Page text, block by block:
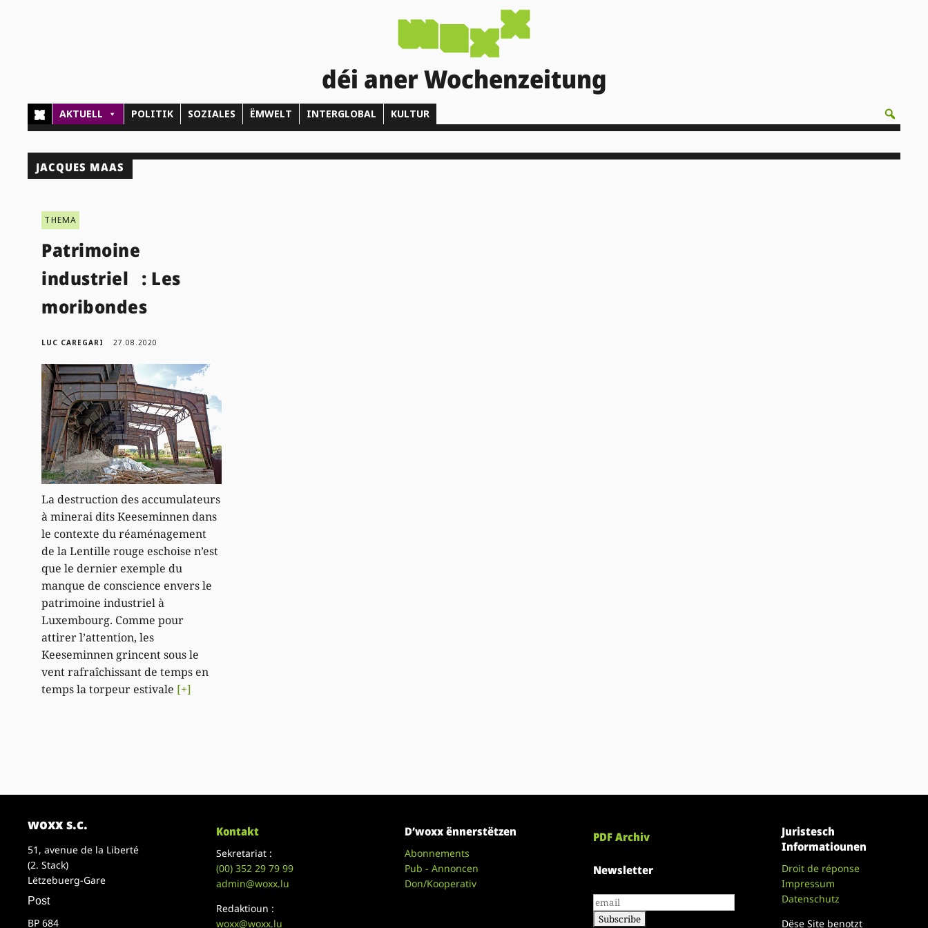
déi aner Wochenzeitung
AKTUELL POLITIK SOZIALES ËMWELT INTERGLOBAL KULTUR
JACQUES MAAS
THEMA
Patrimoine
industriel : Les
moribondes
LUC CAREGARI 27.08.2020
La destruction des accumulateurs
à minerai dits Keeseminnen dans
le contexte du réaménagement
de la Lentille rouge eschoise n’est
que le dernier exemple du
manque de conscience envers le
patrimoine industriel à
Luxembourg. Comme pour
attirer l’attention, les
Keeseminnen grincent sous le
vent rafraîchissant de temps en
temps la torpeur estivale [+]
woxx s.c.
51, avenue de la Liberté
(2. Stack)
Lëtzebuerg-Gare
Post
BP 684
Kontakt
Sekretariat :
(00)352 29 79 99
admin@woxx.lu
Redaktioun :
woxx@woxx.lu
D’woxx ënnerstëtzen
Abonnements
Pub - Annoncen
Don/Kooperativ
PDF Archiv
Newsletter
Juristesch
Informatiounen
Droit de réponse
Impressum
Datenschutz
Dëse Site benotzt